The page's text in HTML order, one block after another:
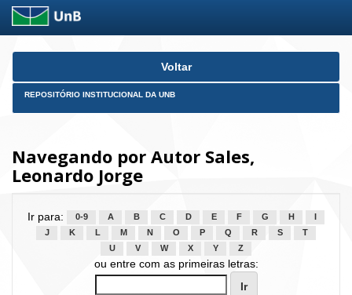
Skip
Voltar
REPOSITÓRIO INSTITUCIONAL DA UNB
Navegando por Autor Sales,
Leonardo Jorge
Ir para: 0-9 A B C D E F G H
J
K L M N O P Q R S
T
U
V W X Y Z
ou entre com as primeiras letras: